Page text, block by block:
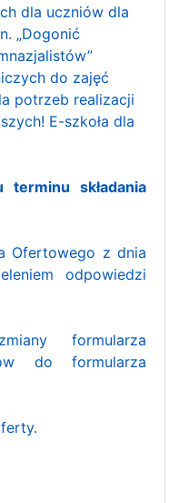
dla uczniów dla
„Dogonić
do zajęć
potrzeb realizacji
E-szkoła dla
terminu składania
Ofertowego z dnia
odpowiedzi
formularza
do formularza